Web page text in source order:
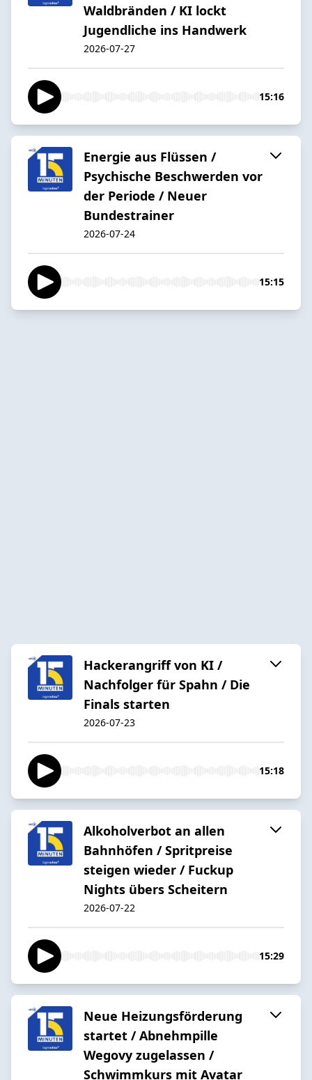
Waldbränden / KI lockt
Jugendliche ins Handwerk
2026-07-27
15:16
Energie aus Flüssen /
Psychische Beschwerden vor
der Periode / Neuer
Bundestrainer
2026-07-24
15:15
Hackerangriff von KI /
Nachfolger für Spahn / Die
Finals starten
2026-07-23
15:18
Alkoholverbot an allen
Bahnhöfen / Spritpreise
steigen wieder / Fuckup
Nights übers Scheitern
2026-07-22
15:29
Neue Heizungsförderung
startet / Abnehmpille
Wegovy zugelassen /
Schwimmkurs mit Avatar